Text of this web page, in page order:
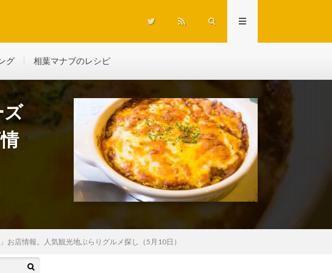
グ 相葉マナブのレシピ
ズ
お店情報。人気観光地ぶらりグルメ探し（5月10日）